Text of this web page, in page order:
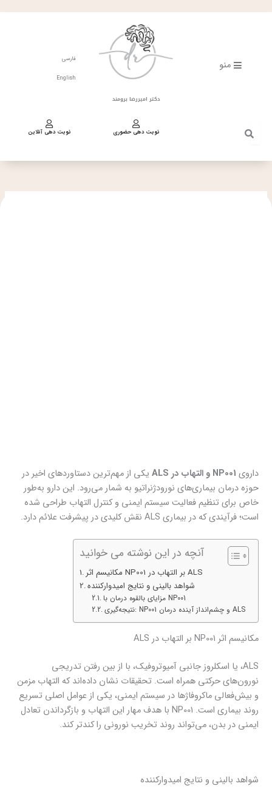
منو
دکتر امیررضا برومند
فارسی
English
نوبت دهی حضوری نوبت دهی آنلاین
داروی NP001 و التهاب در ALS
یکی از مهم‌ترین دستاوردهای اخیر در
حوزه درمان بیماری‌های نورودژنراتیو به شمار می‌رود. این دارو به‌طور
خاص برای تنظیم فعالیت سیستم ایمنی و کنترل التهاب طراحی شده
است؛ فرآیندی که در بیماری ALS نقش کلیدی در پیشرفت علائم دارد.
آنچه در این نوشته می خوانید
مکانیسم اثر NP001 بر التهاب در ALS
شواهد بالینی و نتایج امیدوارکننده
مزایای بالقوه درمان با NP001
نتیجه‌گیری: NP001 و چشم‌انداز آینده درمان ALS
مکانیسم اثر NP001 بر التهاب در ALS
ALS، یا اسکلروز جانبی آمیوتروفیک، با از بین رفتن تدریجی
نورون‌های حرکتی همراه است. تحقیقات نشان داده‌اند که التهاب مزمن
و بیش‌فعالی ماکروفاژها در سیستم ایمنی، یکی از عوامل اصلی تسریع
روند بیماری است. NP001 با هدف مهار این التهاب و بازگرداندن تعادل
ایمنی در بدن، می‌تواند روند تخریب نورونی را کندتر کند.
شواهد بالینی و نتایج امیدوارکننده